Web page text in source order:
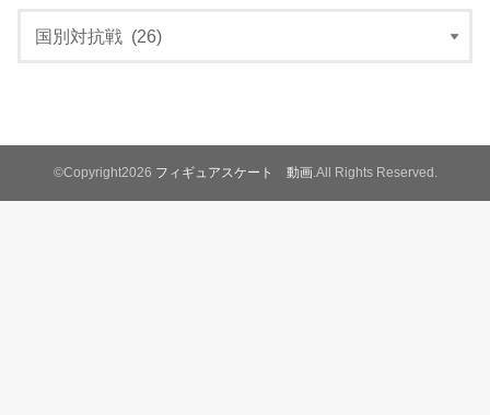
©Copyright2026 フィギュアスケート 動画.All Rights Reserved.